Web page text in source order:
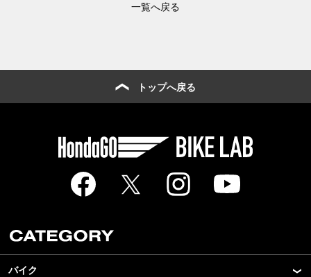
一覧へ戻る
トップへ戻る
バイク